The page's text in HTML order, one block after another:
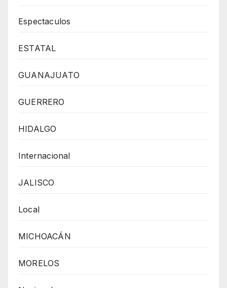
Espectaculos
ESTATAL
GUANAJUATO
GUERRERO
HIDALGO
Internacional
JALISCO
Local
MICHOACÁN
MORELOS